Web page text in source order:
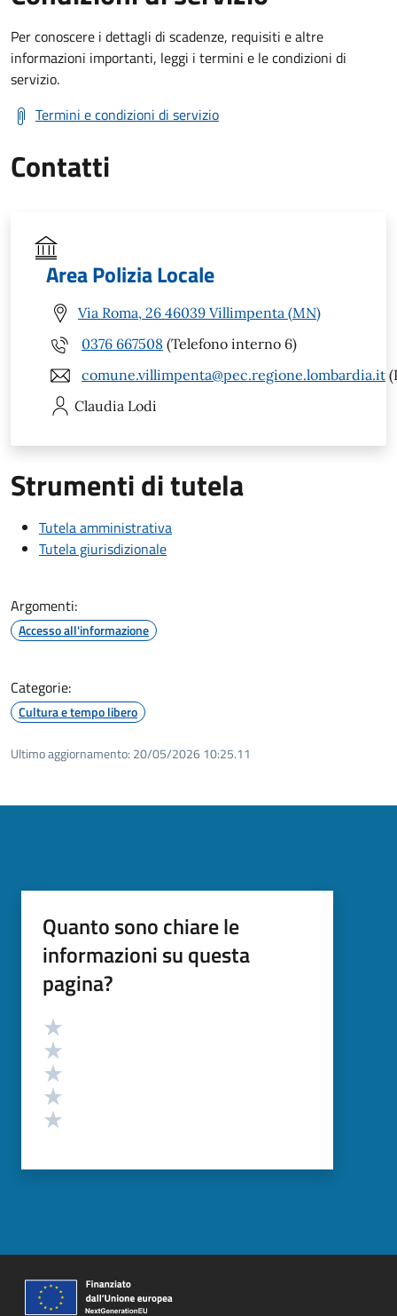
Per conoscere i dettagli di scadenze, requisiti e altre
informazioni importanti, leggi i termini e le condizioni di
servizio.
Termini e condizioni di servizio
Contatti
Area Polizia Locale
Via Roma, 26 46039 Villimpenta (MN)
0376 667508 (Telefono interno 6)
comune.villimpenta@pec.regione.lombardia.it
Claudia Lodi
Strumenti di tutela
Tutela amministrativa
Tutela giurisdizionale
Argomenti:
Accesso all'informazione
Categorie:
Cultura e tempo libero
Ultimo aggiornamento: 20/05/2026 10:25.11
Quanto sono chiare le
informazioni su questa
pagina?
Valutazione